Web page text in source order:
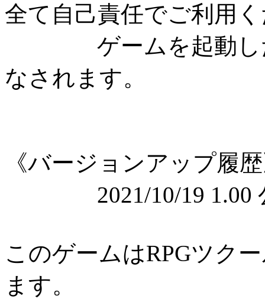
全て自己責任でご利用
ゲームを起動した
なされます。
《バージョンアップ履
2021/10/19 1.00
このゲームはRPGツク
ます。